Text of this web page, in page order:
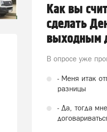
Как вы
сделать
выходным
В опросе уже
- Меня итак
разницы
- Да, тогда